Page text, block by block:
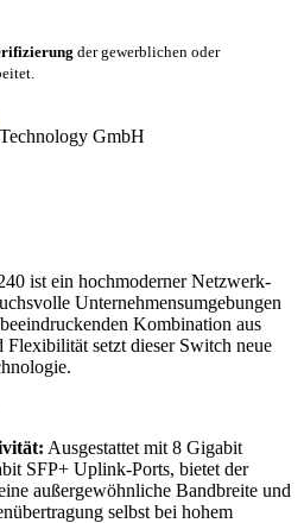
der gewerblichen oder
GmbH
ist ein hochmoderner Netzwerk-
Unternehmensumgebungen
Kombination aus
setzt dieser Switch neue
Ausgestattet mit 8 Gigabit
SFP+ Uplink-Ports, bietet der
außergewöhnliche Bandbreite und
selbst bei hohem